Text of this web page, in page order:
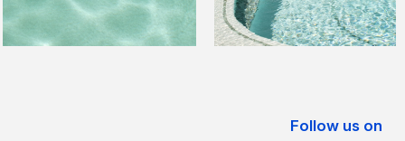
Follow us on